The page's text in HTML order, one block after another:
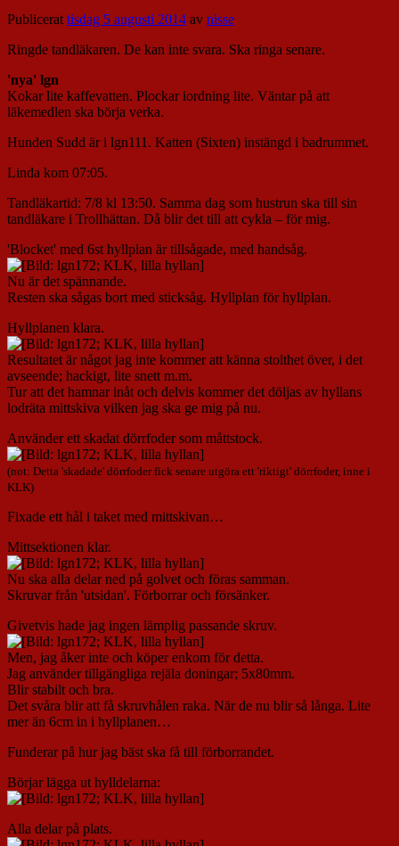
Publicerattisdag 5 augusti 2014 av nisse
Ringde tandläkaren. De kan inte svara. Ska ringa senare.
'nya' lgn
Kokar lite kaffevatten. Plockar iordning lite. Väntar på att
läkemedlen ska börja verka.
Hunden Sudd är i lgn111. Katten (Sixten) instängd i badrummet.
Linda kom 07:05.
Tandläkartid: 7/8 kl 13:50. Samma dag som hustrun ska till sin
tandläkare i Trollhättan. Då blir det till att cykla – för mig.
'Blocket' med 6st hyllplan är tillsågade, med handsåg.
Nu är det spännande.
Resten ska sågas bort med sticksåg. Hyllplan för hyllplan.
Hyllplanen klara.
Resultatet är något jag inte kommer att känna stolthet över, i det
avseende; hackigt, lite snett m.m.
Tur att det hamnar inåt och delvis kommer det döljas av hyllans
lodräta mittskiva vilken jag ska ge mig på nu.
Använder ett skadat dörrfoder som måttstock.
(not: Detta 'skadade' dörrfoder fick senare utgöra ett 'riktigt' dörrfoder, inne i
KLK)
Fixade ett hål i taket med mittskivan…
Mittsektionen klar.
Nu ska alla delar ned på golvet och föras samman.
Skruvar från 'utsidan'. Förborrar och försänker.
Givetvis hade jag ingen lämplig passande skruv.
Men, jag åker inte och köper enkom för detta.
Jag använder tillgängliga rejäla doningar; 5x80mm.
Blir stabilt och bra.
Det svåra blir att få skruvhålen raka. När de nu blir så långa. Lite
mer än 6cm in i hyllplanen…
Funderar på hur jag bäst ska få till förborrandet.
Börjar lägga ut hylldelarna:
Alla delar på plats.